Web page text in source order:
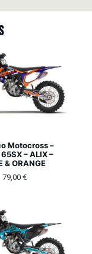
Motocross –
– ALIX –
& ORANGE
79,00 €